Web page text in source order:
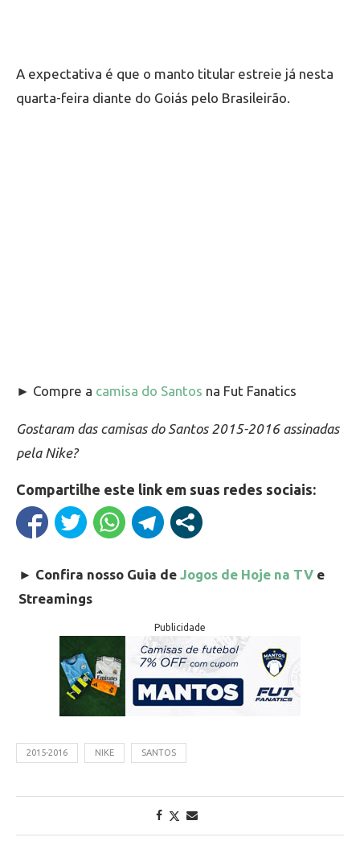
A expectativa é que o manto titular estreie já nesta
quarta-feira diante do Goiás pelo Brasileirão.
► Compre a camisa do Santos na Fut Fanatics
Gostaram das camisas do Santos 2015-2016 assinadas
pela Nike?
Compartilhe este link em suas redes sociais:
► Confira nosso Guia de Jogos de Hoje na TV e
Streamings
Publicidade
2015-2016 NIKE SANTOS